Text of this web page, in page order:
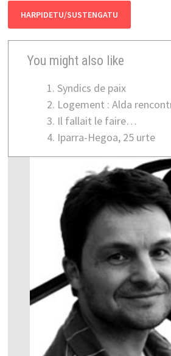
HARPIDETU/SUSTENGATU
You might also like
Syndics de paix
Logement : Alda
Il fallait le faire…
Iparra-Hegoa, 25 urte